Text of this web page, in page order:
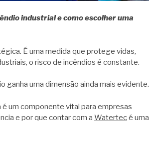
industrial e como escolher uma
É uma medida que protege vidas,
o risco de incêndios é constante.
ganha uma dimensão ainda mais evidente.
um componente vital para empresas
e por que contar com a Watertecé uma